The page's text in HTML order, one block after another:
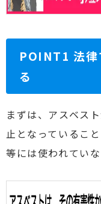
POINT1 法律
る
まずは、アスベス
止となっているこ
等には使われてい